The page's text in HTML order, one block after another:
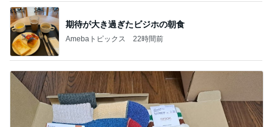
期待が大き過ぎたビジホの朝食
Amebaトピックス 22時間前